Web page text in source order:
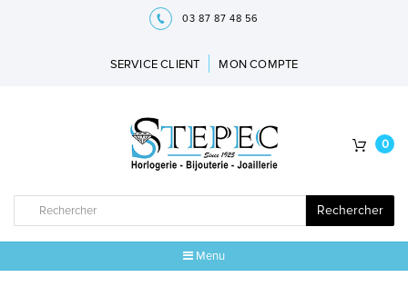
03 87 87 48 56
SERVICE CLIENT MON COMPTE
Rechercher
0
Menu